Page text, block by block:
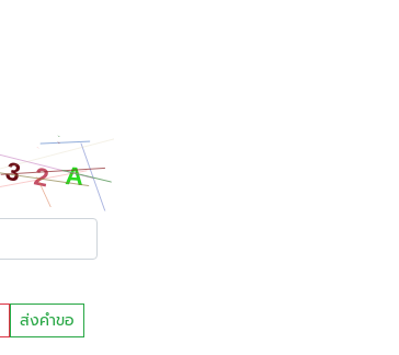
ส่งคำขอ